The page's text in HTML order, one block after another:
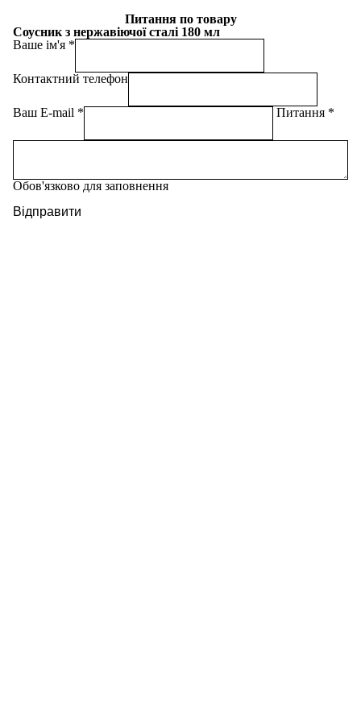
Питання по товару
Соусник з нержавіючої сталі 180 мл
Ваше ім'я
Контактний телефон
Ваш E-mail Питання
Обов'язково для заповнення
Відправити